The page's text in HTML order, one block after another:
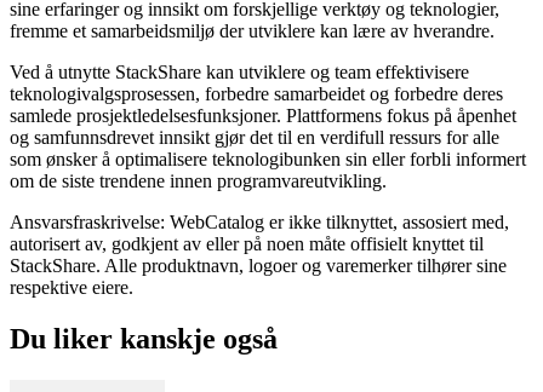
sine erfaringer og innsikt om forskjellige verktøy og teknologier,
fremme et samarbeidsmiljø der utviklere kan lære av hverandre.
Ved å utnytte StackShare kan utviklere og team effektivisere
teknologivalgsprosessen, forbedre samarbeidet og forbedre deres
samlede prosjektledelsesfunksjoner. Plattformens fokus på åpenhet
og samfunnsdrevet innsikt gjør det til en verdifull ressurs for alle
som ønsker å optimalisere teknologibunken sin eller forbli informert
om de siste trendene innen programvareutvikling.
Ansvarsfraskrivelse: WebCatalog er ikke tilknyttet, assosiert med,
autorisert av, godkjent av eller på noen måte offisielt knyttet til
StackShare. Alle produktnavn, logoer og varemerker tilhører sine
respektive eiere.
Du liker kanskje også